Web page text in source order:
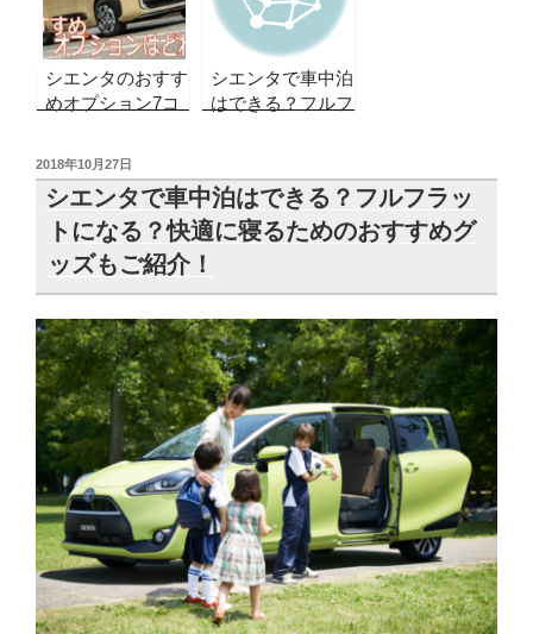
導き出された限界
と合格ライン！
シエンタのおすす
めオプション7コ
入者の声からご紹
介！
シエンタで車中泊
はできる？フルフ
すすめグッズもご
紹介！
投
稿
日:
2018年10月27日
シエンタで車中泊はできる？フルフラッ
トになる？快適に寝るためのおすすめグ
ッズもご紹介！